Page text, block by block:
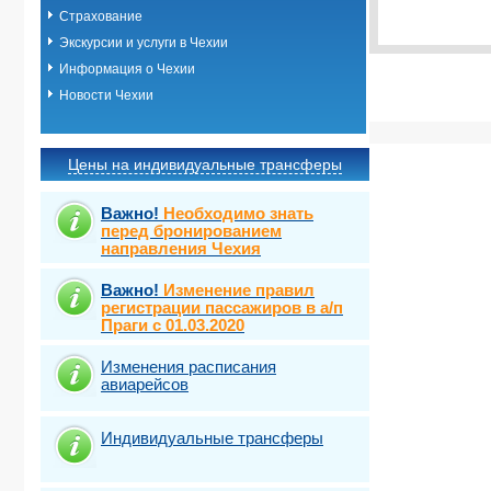
Страхование
Экскурсии и услуги в Чехии
Информация о Чехии
Новости Чехии
Цены на индивидуальные трансферы
Важно! Необходимо знать
перед бронированием
направления Чехия
Важно! Изменение правил
регистрации пассажиров в а/п
Праги с 01.03.2020
Изменения расписания
авиарейсов
Индивидуальные трансферы
Виза